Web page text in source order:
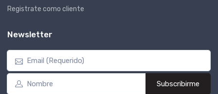
Registrate como cliente
Newsletter
Subscribirme